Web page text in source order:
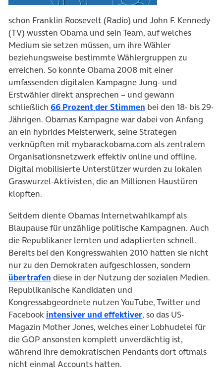
schon Franklin Roosevelt (Radio) und John F. Kennedy
(TV) wussten Obama und sein Team, auf welches
Medium sie setzen müssen, um ihre Wähler
beziehungsweise bestimmte Wählergruppen zu
erreichen. So konnte Obama 2008 mit einer
umfassenden digitalen Kampagne Jung- und
Erstwähler direkt ansprechen – und gewann
schließlich 66 Prozent der Stimmen (öffnet in neuem
bei den 18- bis 29-
Jährigen. Obamas Kampagne war dabei von Anfang
an ein hybrides Meisterwerk, seine Strategen
verknüpften mit mybarackobama.com als zentralem
Organisationsnetzwerk effektiv online und offline.
Digital mobilisierte Unterstützer wurden zu lokalen
Graswurzel-Aktivisten, die an Millionen Haustüren
klopften.
Seitdem diente Obamas Internetwahlkampf als
Blaupause für unzählige politische Kampagnen. Auch
die Republikaner lernten und adaptierten schnell.
Bereits bei den Kongresswahlen 2010 hatten sie nicht
nur zu den Demokraten aufgeschlossen, sondern
übertrafen (öffnet in neuem Tab)
diese in der Nutzung der sozialen Medien.
Republikanische Kandidaten und
Kongressabgeordnete nutzen YouTube, Twitter und
Facebook intensiver und effektiver(öffnet in neuem
, so das US-
Magazin Mother Jones, welches einer Lobhudelei für
die GOP ansonsten komplett unverdächtig ist,
während ihre demokratischen Pendants dort oftmals
nicht einmal Accounts hatten.